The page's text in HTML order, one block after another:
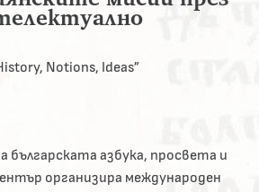
Notions, Ideas”
азбука, просвета и
организира международен